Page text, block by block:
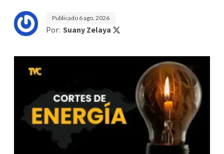
Publicado 6 ago. 2026
Por: Suany Zelaya